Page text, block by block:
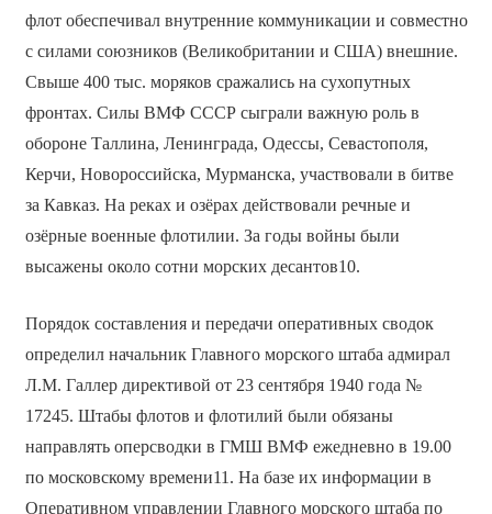
флот обеспечивал внутренние коммуникации и совместно
с силами союзников (Великобритании и США) внешние.
Свыше 400 тыс. моряков сражались на сухопутных
фронтах. Силы ВМФ СССР сыграли важную роль в
обороне Таллина, Ленинграда, Одессы, Севастополя,
Керчи, Новороссийска, Мурманска, участвовали в битве
за Кавказ. На реках и озёрах действовали речные и
озёрные военные флотилии. За годы войны были
высажены около сотни морских десантов10.
Порядок составления и передачи оперативных сводок
определил начальник Главного морского штаба адмирал
Л.М. Галлер директивой от 23 сентября 1940 года №
17245. Штабы флотов и флотилий были обязаны
направлять оперсводки в ГМШ ВМФ ежедневно в 19.00
по московскому времени11. На базе их информации в
Оперативном управлении Главного морского штаба по